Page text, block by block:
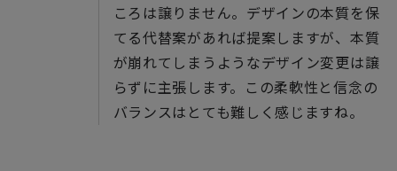
ころは譲りません。デザインの本質を保
てる代替案があれば提案しますが、本質
が崩れてしまうようなデザイン変更は譲
らずに主張します。この柔軟性と信念の
バランスはとても難しく感じますね。